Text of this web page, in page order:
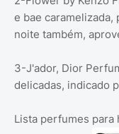
e bae caramelizada,
noite também,
3-J'ador, Dior
delicadas, indicado
Lista perfumes para